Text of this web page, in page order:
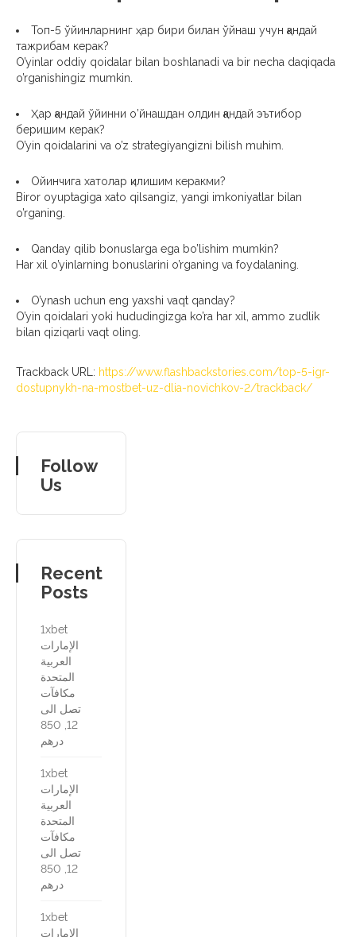
Топ-5 ўйинларнинг ҳар бири билан ўйнаш учун қандай
тажрибам керак?
O’yinlar oddiy qoidalar bilan boshlanadi va bir necha daqiqada
o’rganishingiz mumkin.
Ҳар қандай ўйинни о’йнашдан олдин қандай эътибор
беришим керак?
O’yin qoidalarini va o’z strategiyangizni bilish muhim.
Ойинчига хатолар қилишим керакми?
Biror oyuptagiga xato qilsangiz, yangi imkoniyatlar bilan
o’rganing.
Qanday qilib bonuslarga ega bo’lishim mumkin?
Har xil o’yinlarning bonuslarini o’rganing va foydalaning.
O’ynash uchun eng yaxshi vaqt qanday?
O’yin qoidalari yoki hududingizga ko’ra har xil, ammo zudlik
bilan qiziqarli vaqt oling.
Trackback URL: https://www.flashbackstories.com/top-5-igr-
dostupnykh-na-mostbet-uz-dlia-novichkov-2/trackback/
Follow
Us
Recent
Posts
1xbet
الإمارات
العربية
المتحدة
مكافآت
تصل الى
12, 850
درهم
1xbet
الإمارات
العربية
المتحدة
مكافآت
تصل الى
12, 850
درهم
1xbet
الإمارات